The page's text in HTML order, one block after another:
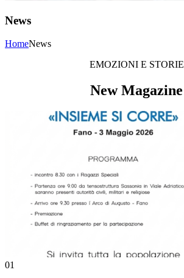
News
HomeNews
EMOZIONI E STORIE
New Magazine
01